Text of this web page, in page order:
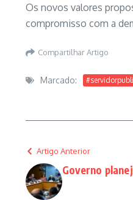
Os novos valores
compromisso com a
Compartilhar Artigo
Marcado:
Artigo Anterior
Governo